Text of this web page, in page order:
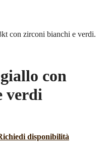
con zirconi bianchi e verdi.
con
verdi
disponibilità